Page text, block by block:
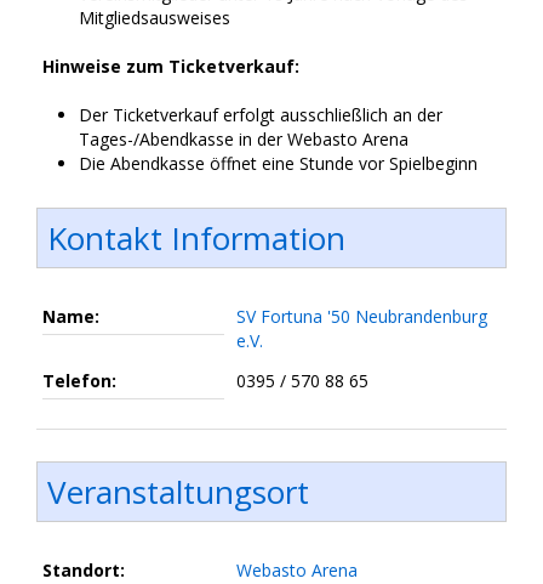
Mitgliedsausweises
Hinweise zum Ticketverkauf:
Der Ticketverkauf erfolgt ausschließlich an der
Tages-/Abendkasse in der Webasto Arena
Die Abendkasse öffnet eine Stunde vor Spielbeginn
Kontakt Information
Name:
SV Fortuna '50 Neubrandenburg
e.V.
Telefon:
0395 / 570 88 65
Veranstaltungsort
Standort:
Webasto Arena